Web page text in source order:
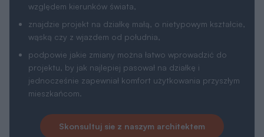
względem kierunków świata,
znajdzie projekt na działkę małą, o nietypowym kształcie,
wąską czy z wjazdem od południa,
podpowie jakie zmiany można łatwo wprowadzić do
projektu, by jak najlepiej pasował na działkę i
jednocześnie zapewniał komfort użytkowania przyszłym
mieszkańcom.
Skonsultuj sie z naszym architektem